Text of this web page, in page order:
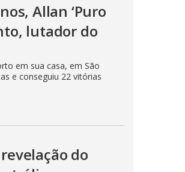
Allan ‘Puro
lutador do
em sua casa, em São
e conseguiu 22 vitórias
do